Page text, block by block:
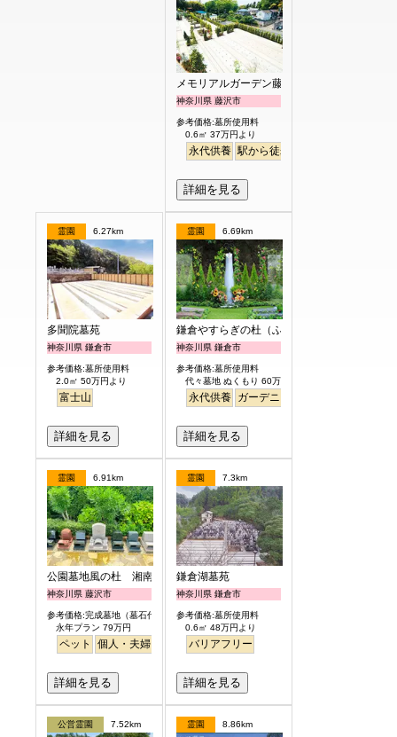
メモリアルガーデン藤沢第2霊園
神奈川県 藤沢市
参考価格:墓所使用料
0.6㎡ 37万円より
永代供養 駅から徒歩
詳細を見る
霊園 6.27km
多聞院墓苑
神奈川県 鎌倉市
参考価格:墓所使用料
2.0㎡ 50万円より
富士山
詳細を見る
霊園 6.69km
鎌倉やすらぎの杜（ふれあいの碑）
神奈川県 鎌倉市
参考価格:墓所使用料
代々墓地 ぬくもり 60万円より
永代供養 ガーデニング
詳細を見る
霊園 6.91km
公園墓地風の杜 湘南庭苑
神奈川県 藤沢市
参考価格:完成墓地（墓石代含）
永年プラン 79万円
ペット 個人・夫婦 永代供養 樹木葬 公園墓地
詳細を見る
霊園 7.3km
鎌倉湖墓苑
神奈川県 鎌倉市
参考価格:墓所使用料
0.6㎡ 48万円より
バリアフリー
詳細を見る
公営霊園 7.52km 霊園 8.86km